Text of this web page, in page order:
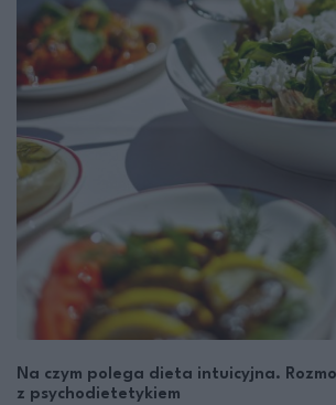
Na czym polega dieta intuicyjna.
z psychodietetykiem